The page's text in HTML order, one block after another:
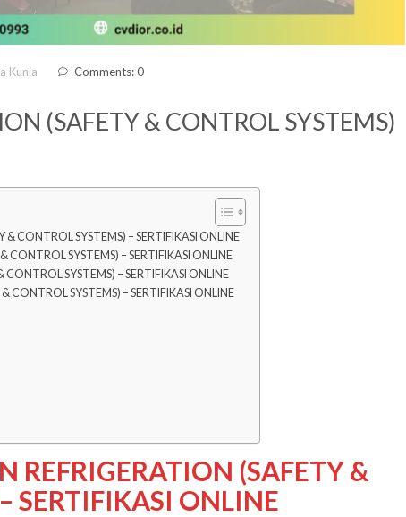
Kunia Comments: 0
(SAFETY & CONTROL SYSTEMS)
& CONTROL SYSTEMS) – SERTIFIKASI ONLINE
CONTROL SYSTEMS) – SERTIFIKASI ONLINE
SYSTEMS) – SERTIFIKASI ONLINE
CONTROL SYSTEMS) – SERTIFIKASI ONLINE
REFRIGERATION (SAFETY &
SERTIFIKASI ONLINE